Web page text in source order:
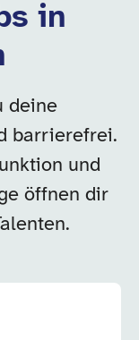
in
deine
barrierefrei.
und
öffnen dir